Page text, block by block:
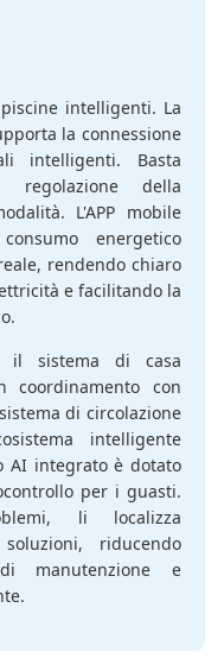
intelligenti. La
la connessione
intelligenti. Basta
della
L'APP mobile
energetico
rendendo chiaro
e facilitando la
il sistema di casa
coordinamento con
di circolazione
intelligente
AI integrato è dotato
per i guasti.
li localizza
riducendo
manutenzione e